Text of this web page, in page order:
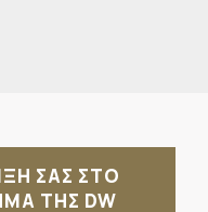
ΣΑΣ ΣΤΟ
ΤΗΣ DW